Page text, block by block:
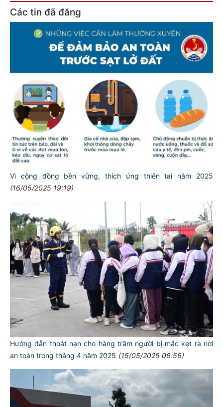
Các tin đã đăng
Vì cộng đồng bền vững, thích ứng thiên tai năm 2025
(16/05/2025 19:19)
Hướng dẫn thoát nạn cho hàng trăm người bị mắc kẹt ra nơi
an toàn trong tháng 4 năm 2025 (15/05/2025 06:56)